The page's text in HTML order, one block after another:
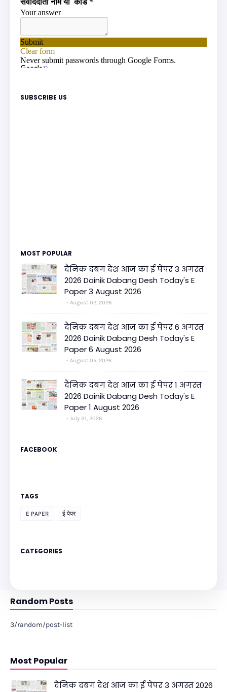
SUBSCRIBE US
MOST POPULAR
दैनिक दबंग देश आज का ई पेपर 3 अगस्त
2026 Dainik Dabang Desh Today's E
Paper 3 August 2026
August 02, 2026
दैनिक दबंग देश आज का ई पेपर 6 अगस्त
2026 Dainik Dabang Desh Today's E
Paper 6 August 2026
August 05, 2026
दैनिक दबंग देश आज का ई पेपर 1 अगस्त
2026 Dainik Dabang Desh Today's E
Paper 1 August 2026
July 31, 2026
FACEBOOK
TAGS
E PAPER ई पेपर
CATEGORIES
Random Posts
3/random/post-list
Most Popular
दैनिक दबंग देश आज का ई पेपर 3 अगस्त 2026